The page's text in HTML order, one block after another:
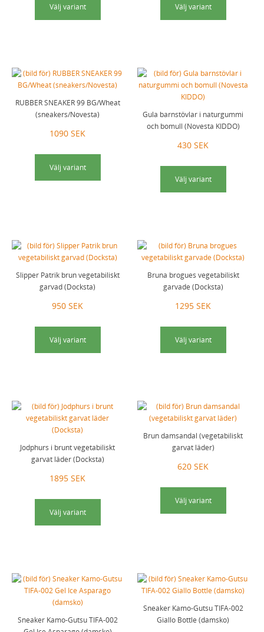
Välj variant Välj variant
RUBBER SNEAKER 99 BG/Wheat
(sneakers/Novesta)
1090 SEK
Välj variant
Gula barnstövlar i naturgummi
och bomull (Novesta KIDDO)
430 SEK
Välj variant
Slipper Patrik brun vegetabiliskt
garvad (Docksta)
950 SEK
Välj variant
Bruna brogues vegetabiliskt
garvade (Docksta)
1295 SEK
Välj variant
Jodphurs i brunt vegetabiliskt
garvat läder (Docksta)
1895 SEK
Välj variant
Brun damsandal (vegetabiliskt
garvat läder)
620 SEK
Välj variant
Sneaker Kamo-Gutsu TIFA-002
Sneaker Kamo-Gutsu TIFA-002
Giallo Bottle (damsko)